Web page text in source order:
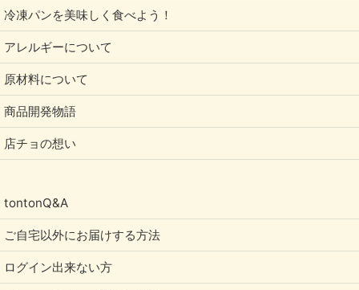
冷凍パンを美味しく食べよう！
アレルギーについて
原材料について
商品開発物語
店チョの想い
tontonQ&A
ご自宅以外にお届けする方法
ログイン出来ない方